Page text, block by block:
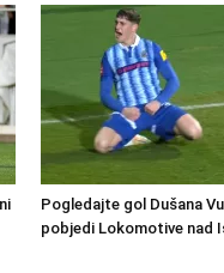
Pogledajte gol Dušana
pobjedi Lokomotive nad